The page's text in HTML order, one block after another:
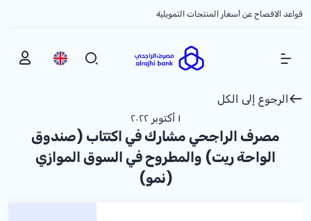
قواعد الافصاح عن أسعار المنتجات التمويلية
Show Menu
الرجوع إلى الكل
١ أكتوبر ٢٠٢٢
مصرف الراجحي مشارك في اكتتاب (صندوق
الواحة ريت) والمطروح في السوق الموازي
(نمو)